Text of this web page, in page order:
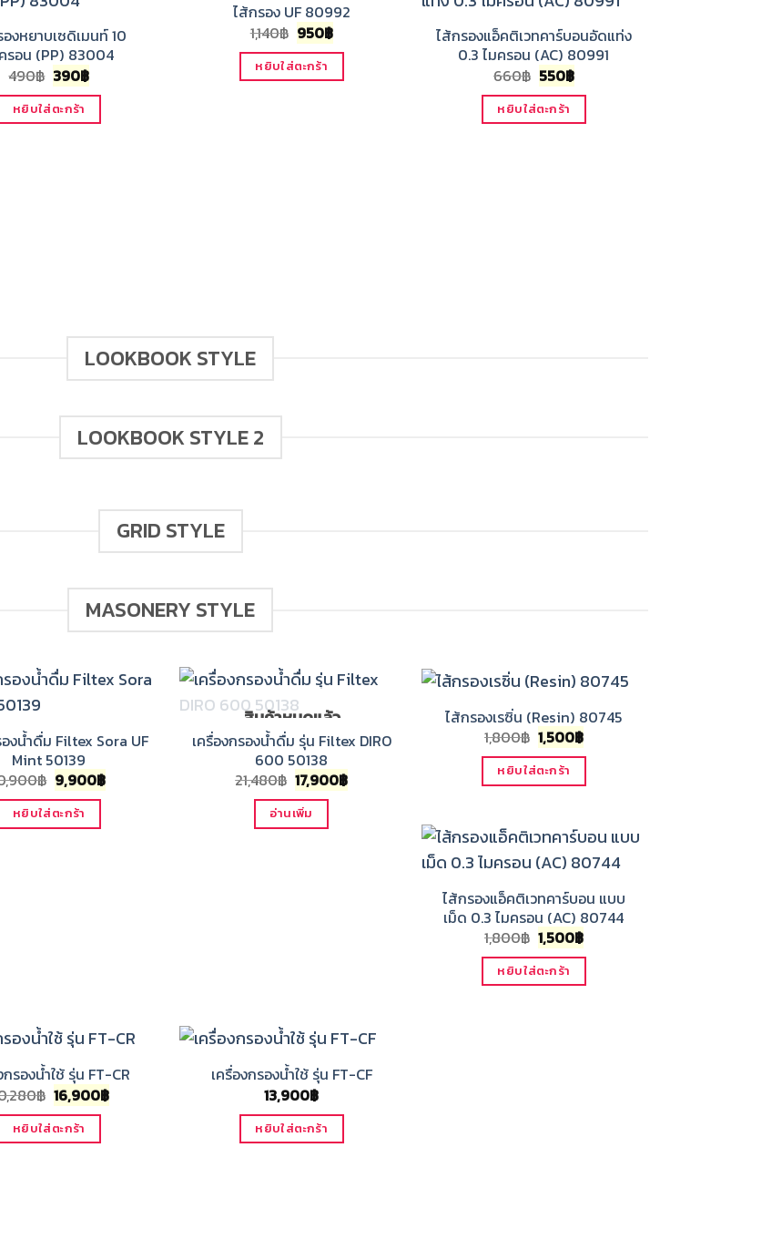
งหยาบเซดิเมนท์ 10
รอน (PP) 83004
490฿ Original
price
was:
490฿.
390฿Current
price
is:
390฿.
หยิบใส่ตะกร้า
ไส้กรอง UF 80992
1,140฿ Original
price
was:
1,140฿.
950฿Current
price
is:
950฿.
หยิบใส่ตะกร้า
ไส้กรองแอ็คติเวทคาร์บอนอัดแท่ง
0.3 ไมครอน (AC) 80991
660฿ Original
price
was:
660฿.
550฿Current
price
is:
550฿.
หยิบใส่ตะกร้า
LOOKBOOK STYLE
LOOKBOOK STYLE 2
GRID STYLE
MASONERY STYLE
องน้ำดื่ม Filtex Sora UF
Mint 50139
฿ Original
price
was:
10,900฿.
9,900฿Current
price
หยิบใส่ตะกร้า
สินค้าหมดแล้ว
เครื่องกรองน้ำดื่ม รุ่น Filtex DIRO
600 50138
21,480฿ Original
price
was:
21,480฿.
17,900฿Current
price
อ่านเพิ่ม
ไส้กรองเรซิ่น (Resin) 80745
1,800฿ Original
price
was:
1,800฿.
1,500฿Current
price
is:
1,500฿.
หยิบใส่ตะกร้า
ไส้กรองแอ็คติเวทคาร์บอน แบบ
เม็ด 0.3 ไมครอน (AC) 80744
1,800฿ Original
price
was:
1,800฿.
1,500฿Current
price
is:
1,500฿.
หยิบใส่ตะกร้า
กรองน้ำใช้ รุ่น FT-CR
฿ Original
price
was:
20,280฿.
16,900฿Current
price
หยิบใส่ตะกร้า
เครื่องกรองน้ำใช้ รุ่น FT-CF
13,900฿
หยิบใส่ตะกร้า